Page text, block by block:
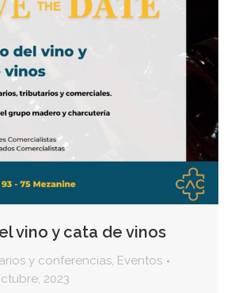
vino y cata de vinos
y conferencias, Eventos
2023